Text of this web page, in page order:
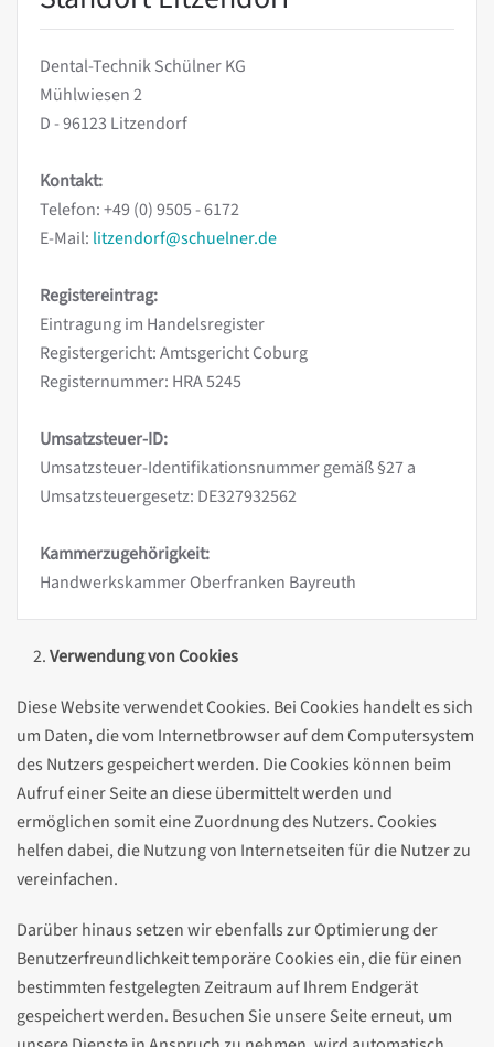
Dental-Technik Schülner KG
Mühlwiesen 2
D - 96123 Litzendorf
Kontakt:
Telefon: +49 (0) 9505 - 6172
E-Mail: litzendorf@schuelner.de
Registereintrag:
Eintragung im Handelsregister
Registergericht: Amtsgericht Coburg
Registernummer: HRA 5245
Umsatzsteuer-ID:
Umsatzsteuer-Identifikationsnummer gemäß §27 a
Umsatzsteuergesetz: DE327932562
Kammerzugehörigkeit:
Handwerkskammer Oberfranken Bayreuth
Verwendung von Cookies
Diese Website verwendet Cookies. Bei Cookies handelt es sich
um Daten, die vom Internetbrowser auf dem Computersystem
des Nutzers gespeichert werden. Die Cookies können beim
Aufruf einer Seite an diese übermittelt werden und
ermöglichen somit eine Zuordnung des Nutzers. Cookies
helfen dabei, die Nutzung von Internetseiten für die Nutzer zu
vereinfachen.
Darüber hinaus setzen wir ebenfalls zur Optimierung der
Benutzerfreundlichkeit temporäre Cookies ein, die für einen
bestimmten festgelegten Zeitraum auf Ihrem Endgerät
gespeichert werden. Besuchen Sie unsere Seite erneut, um